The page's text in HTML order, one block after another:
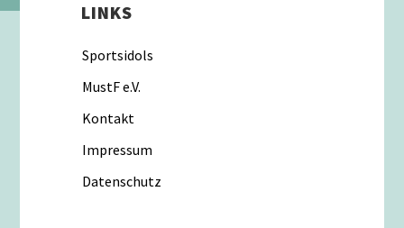
LINKS
Sportsidols
MustF e.V.
Kontakt
Impressum
Datenschutz